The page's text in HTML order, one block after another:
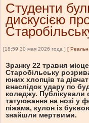
Студенти
дискусією
[18:59 30 мая 2026 года ] [
Зранку 22 травня
Старобільську
юних хлопців та
внаслідок удару по
коледжу. Публікували
татуювання на нозі у
піжама, кулон із
знайшли мертвими.